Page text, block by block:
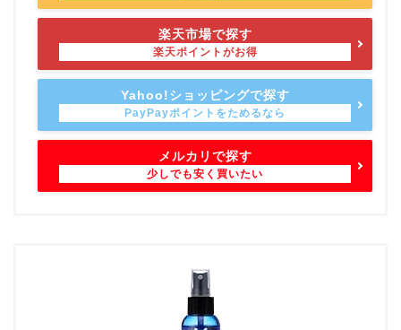
楽天市場で探す
Yahoo!ショッピングで探す
メルカリで探す